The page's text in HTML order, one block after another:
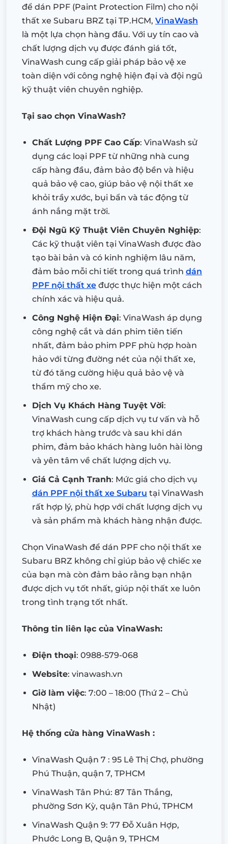
để dán PPF (Paint Protection Film) cho nội
thất xe Subaru BRZ tại TP.HCM, VinaWash
là một lựa chọn hàng đầu. Với uy tín cao và
chất lượng dịch vụ được đánh giá tốt,
VinaWash cung cấp giải pháp bảo vệ xe
toàn diện với công nghệ hiện đại và đội ngũ
kỹ thuật viên chuyên nghiệp.
Tại sao chọn VinaWash?
Chất Lượng PPF Cao Cấp: VinaWash sử
dụng các loại PPF từ những nhà cung
cấp hàng đầu, đảm bảo độ bền và hiệu
quả bảo vệ cao, giúp bảo vệ nội thất xe
khỏi trầy xước, bụi bẩn và tác động từ
ánh nắng mặt trời.
Đội Ngũ Kỹ Thuật Viên Chuyên Nghiệp:
Các kỹ thuật viên tại VinaWash được đào
tạo bài bản và có kinh nghiệm lâu năm,
đảm bảo mỗi chi tiết trong quá trình dán
PPF nội thất xe được thực hiện một cách
chính xác và hiệu quả.
Công Nghệ Hiện Đại: VinaWash áp dụng
công nghệ cắt và dán phim tiên tiến
nhất, đảm bảo phim PPF phù hợp hoàn
hảo với từng đường nét của nội thất xe,
từ đó tăng cường hiệu quả bảo vệ và
thẩm mỹ cho xe.
Dịch Vụ Khách Hàng Tuyệt Vời:
VinaWash cung cấp dịch vụ tư vấn và hỗ
trợ khách hàng trước và sau khi dán
phim, đảm bảo khách hàng luôn hài lòng
và yên tâm về chất lượng dịch vụ.
Giá Cả Cạnh Tranh: Mức giá cho dịch vụ
dán PPF nội thất xe Subaru tại VinaWash
rất hợp lý, phù hợp với chất lượng dịch vụ
và sản phẩm mà khách hàng nhận được.
Chọn VinaWash để dán PPF cho nội thất xe
Subaru BRZ không chỉ giúp bảo vệ chiếc xe
của bạn mà còn đảm bảo rằng bạn nhận
được dịch vụ tốt nhất, giúp nội thất xe luôn
trong tình trạng tốt nhất.
Thông tin liên lạc của VinaWash:
Điện thoại: 0988-579-068
Website: vinawash.vn
Giờ làm việc: 7:00 – 18:00 (Thứ 2 – Chủ
Nhật)
Hệ thống cửa hàng VinaWash :
VinaWash Quận 7 : 95 Lê Thị Chợ, phường
Phú Thuận, quận 7, TPHCM
VinaWash Tân Phú: 87 Tân Thắng,
phường Sơn Kỳ, quận Tân Phú, TPHCM
VinaWash Quận 9: 77 Đỗ Xuân Hợp,
Phước Long B, Quận 9, TPHCM